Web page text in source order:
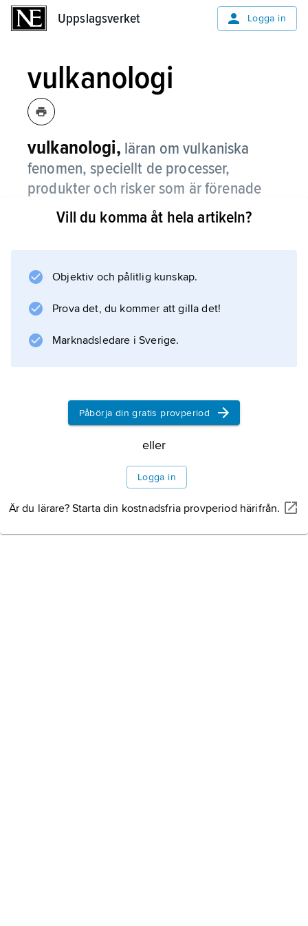
Uppslagsverket Logga in
vulkanologi
vulkanologi, läran om vulkaniska
fenomen, speciellt de processer,
produkter och risker som är förenade
med aktiva vulkaner.
Vill du komma åt hela artikeln?
Objektiv och pålitlig kunskap.
Prova det, du kommer att gilla det!
Marknadsledare i Sverige.
Påbörja din gratis provperiod
eller
Logga in
Är du lärare? Starta din kostnadsfria provperiod härifrån.